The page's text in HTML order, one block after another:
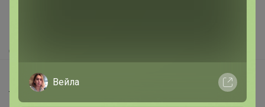
Доставка
Шоурумы
Торговые марки
Вейла